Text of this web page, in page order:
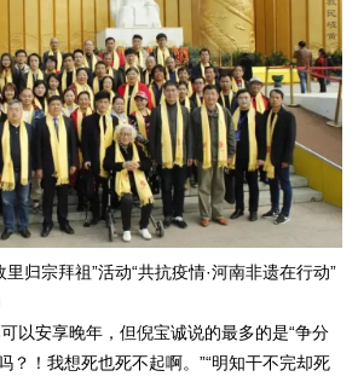
归宗拜祖”活动“共抗疫情·河南非遗在行动”
以安享晚年，但倪宝诚说的最多的是“争分
？！我想死也死不起啊。”“明知干不完却死